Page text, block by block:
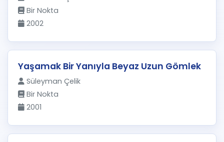
Bir Nokta
2002
Yaşamak Bir Yanıyla Beyaz Uzun Gömlek
Süleyman Çelik
Bir Nokta
2001